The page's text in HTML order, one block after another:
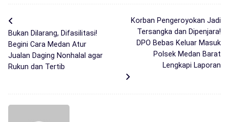
Bukan Dilarang, Difasilitasi!
Begini Cara Medan Atur
Jualan Daging Nonhalal agar
Rukun dan Tertib
Korban Pengeroyokan Jadi
Tersangka dan Dipenjara!
DPO Bebas Keluar Masuk
Polsek Medan Barat
Lengkapi Laporan